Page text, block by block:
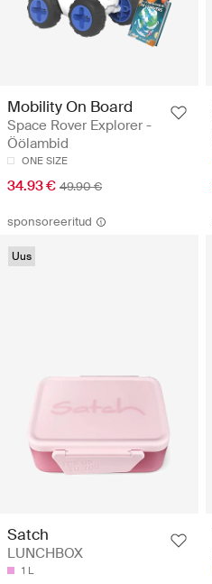
Mobility On Board
Space Rover Explorer -
Öölambid
ONE SIZE
34.93 € 49.90 €
sponsoreeritud
Uus
Satch
LUNCHBOX
1 L